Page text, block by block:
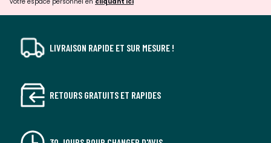
LIVRAISON RAPIDE ET SUR MESURE !
RETOURS GRATUITS ET RAPIDES